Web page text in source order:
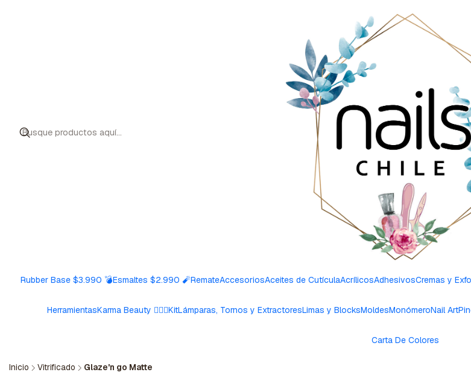
Rubber Base $3.990 💣Esmaltes $2.990 🧨RemateAccesoriosAceites de CutículaAcrílicosAdhesivosCremas y
HerramientasKarma Beauty 🧘🏼‍♀️KitLámparas, Tornos y ExtractoresLimas y BlocksMoldesMonómeroNail Art
Carta De Colores
Inicio Vitrificado Glaze'n go Matte